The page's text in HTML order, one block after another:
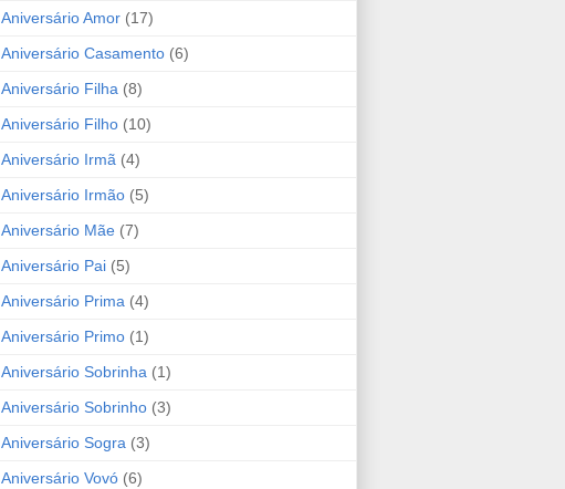
Aniversário Amor (17)
Aniversário Casamento (6)
Aniversário Filha (8)
Aniversário Filho (10)
Aniversário Irmã (4)
Aniversário Irmão (5)
Aniversário Mãe (7)
Aniversário Pai (5)
Aniversário Prima (4)
Aniversário Primo (1)
Aniversário Sobrinha (1)
Aniversário Sobrinho (3)
Aniversário Sogra (3)
Aniversário Vovó (6)